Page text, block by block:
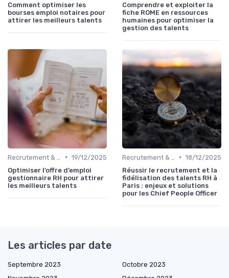
Comment optimiser les
bourses emploi notaires pour
attirer les meilleurs talents
Comprendre et exploiter la
fiche ROME en ressources
humaines pour optimiser la
gestion des talents
• 19/12/2025
Optimiser l’offre d’emploi
gestionnaire RH pour attirer
les meilleurs talents
• 18/12/2025
Réussir le recrutement et la
fidélisation des talents RH à
Paris : enjeux et solutions
pour les Chief People Officer
Les articles par date
Septembre 2023
Octobre 2023